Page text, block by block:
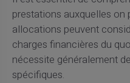
prestations auxquelles on
allocations peuvent
charges financières du
nécessite généralement
spécifiques.